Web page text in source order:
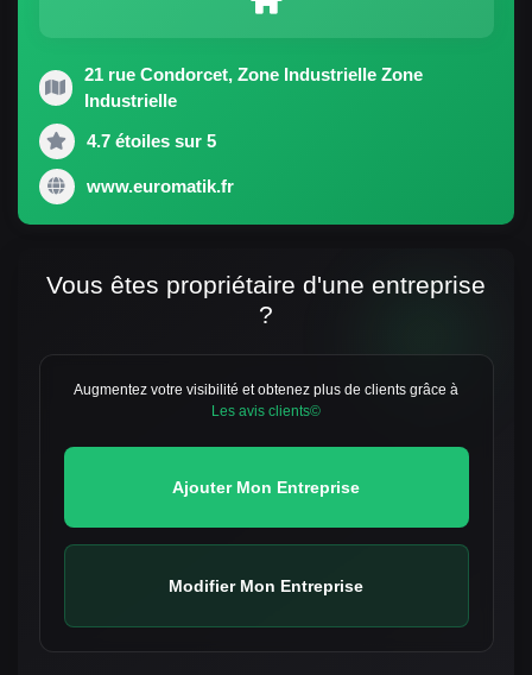
21 rue Condorcet, Zone Industrielle Zone
Industrielle
4.7 étoiles sur 5
www.euromatik.fr
Vous êtes propriétaire d'une entreprise
?
Augmentez votre visibilité et obtenez plus de clients grâce à
Les avis clients©
Ajouter Mon Entreprise
Modifier Mon Entreprise